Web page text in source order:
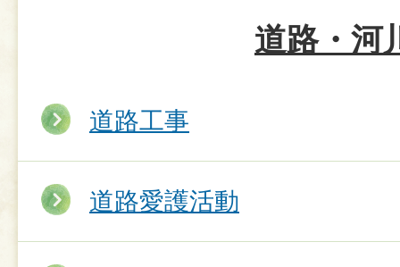
道路・河
道路工事
道路愛護活動